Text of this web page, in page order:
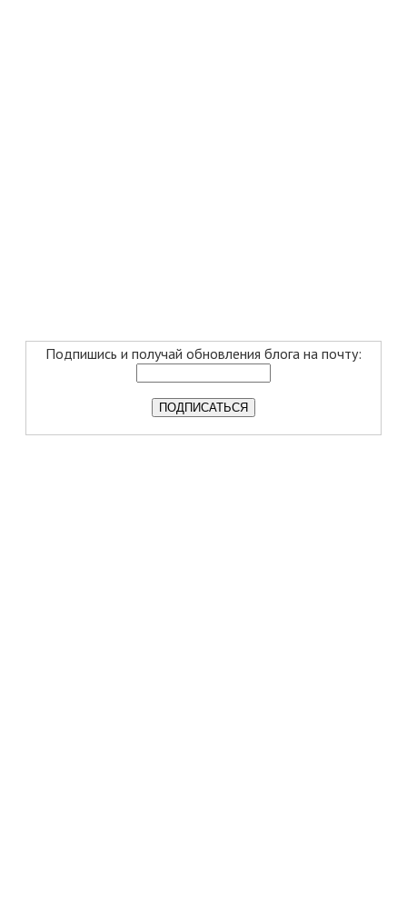
Подпишись и получай обновления блога на почту: